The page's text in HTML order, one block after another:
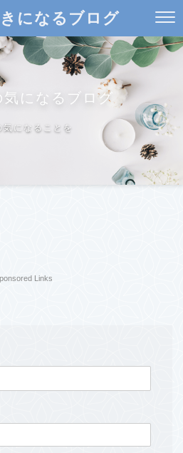
になるブログ
になるブログ
気になることを
Links